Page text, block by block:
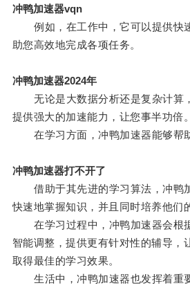
冲鸭加速器vqn
例如，在工作中，它可以提供快
助您高效地完成各项任务。
冲鸭加速器2024年
无论是大数据分析还是复杂计算
提供强大的加速能力，让您事半功倍。
在学习方面，冲鸭加速器能够帮助
冲鸭加速器打不开了
借助于其先进的学习算法，冲鸭
快速地掌握知识，并且同时培养他们
在学习过程中，冲鸭加速器会根
智能调整，提供更有针对性的辅导，
取得最佳的学习效果。
生活中，冲鸭加速器也发挥着重要